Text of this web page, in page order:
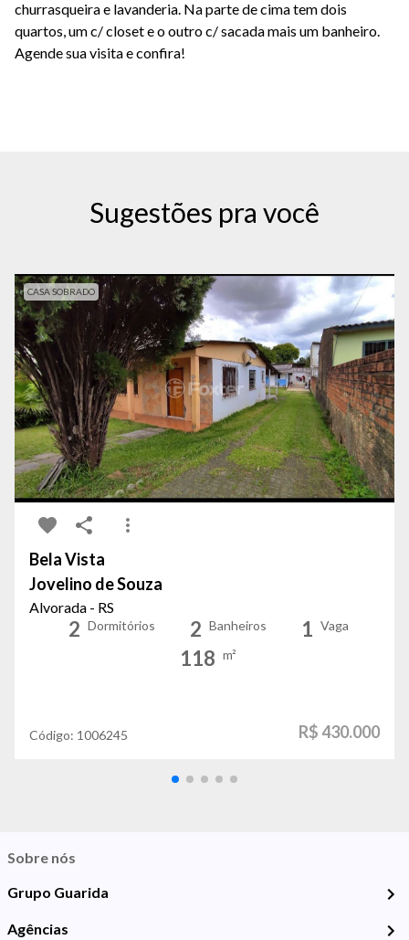
churrasqueira e lavanderia. Na parte de cima tem dois
quartos, um c/ closet e o outro c/ sacada mais um banheiro.
Agende sua visita e confira!
Sugestões pra você
CASA SOBRADO
Bela Vista
Jovelino de Souza
Alvorada - RS
2 Dormitórios 2 Banheiros 1 Vaga
118 m²
Código: 1006245 R$ 430.000
Sobre nós
Grupo Guarida
Agências